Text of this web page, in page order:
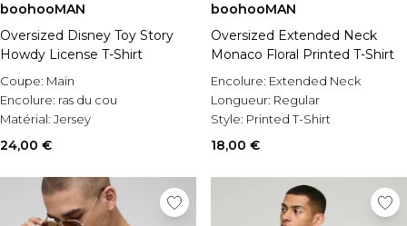
boohooMAN
Oversized Disney Toy Story
Howdy License T-Shirt
Coupe: Main
Encolure: ras du cou
Matérial: Jersey
24,00 €
boohooMAN
Oversized Extended Neck
Monaco Floral Printed T-Shirt
Encolure: Extended Neck
Longueur: Regular
Style: Printed T-Shirt
18,00 €